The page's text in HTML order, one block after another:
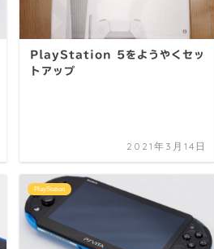
PlayStation 5をようやくセッ
トアップ
2021年3月14日
PlayStation